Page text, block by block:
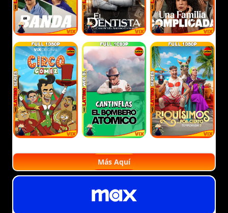
Más Aquí